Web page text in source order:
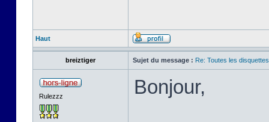
Haut
breiztiger Sujet du message : Re: Toutes les
Rulezzz Bonjour,